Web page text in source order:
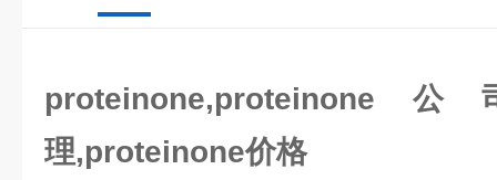
proteinone,proteinone
理,proteinone价格